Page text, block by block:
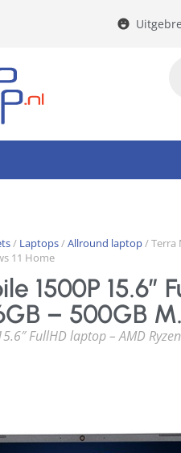
/ Laptops/Allround laptop/ Terra
11 Home
1500P 15.6″
– 500GB
FullHD laptop – AMD